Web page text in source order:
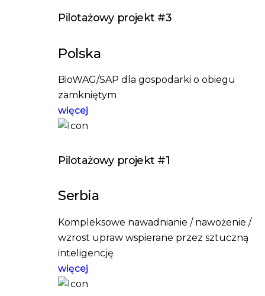
Pilotażowy projekt #3
Polska
BioWAG/SAP dla gospodarki o obiegu
zamkniętym
więcej
Pilotażowy projekt #1
Serbia
Kompleksowe nawadnianie / nawożenie /
wzrost upraw wspierane przez sztuczną
inteligencję
więcej